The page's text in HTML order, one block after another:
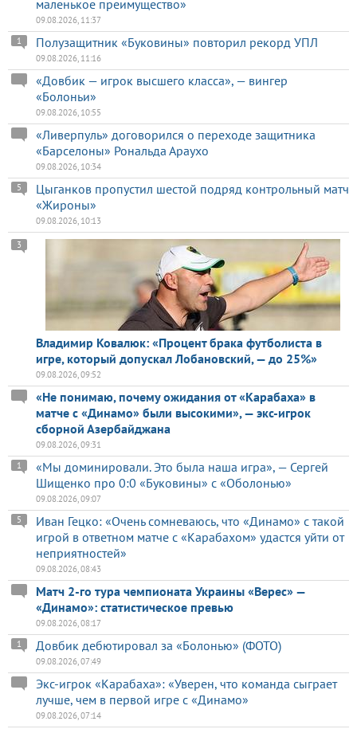
маленькое преимущество»
09.08.2026, 11:37
Полузащитник «Буковины» повторил рекорд УПЛ
1
09.08.2026, 11:16
«Довбик — игрок высшего класса», — вингер
«Болоньи»
09.08.2026, 10:55
«Ливерпуль» договорился о переходе защитника
«Барселоны» Рональда Араухо
09.08.2026, 10:34
Цыганков пропустил шестой подряд контрольный матч
«Жироны»
5
09.08.2026, 10:13
Владимир Ковалюк: «Процент брака футболиста в
игре, который допускал Лобановский, — до 25%»
3
09.08.2026, 09:52
«Не понимаю, почему ожидания от «Карабаха» в
матче с «Динамо» были высокими», — экс-игрок
сборной Азербайджана
09.08.2026, 09:31
«Мы доминировали. Это была наша игра», — Сергей
Шищенко про 0:0 «Буковины» с «Оболонью»
1
09.08.2026, 09:07
Иван Гецко: «Очень сомневаюсь, что «Динамо» с такой
игрой в ответном матче с «Карабахом» удастся уйти от
неприятностей»
5
09.08.2026, 08:43
Матч 2-го тура чемпионата Украины «Верес» —
«Динамо»: статистическое превью
09.08.2026, 08:17
Довбик дебютировал за «Болонью» (ФОТО)
1
09.08.2026, 07:49
Экс-игрок «Карабаха»: «Уверен, что команда сыграет
лучше, чем в первой игре с «Динамо»
09.08.2026, 07:14